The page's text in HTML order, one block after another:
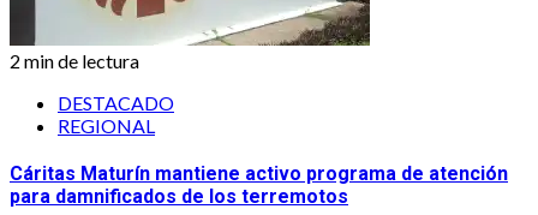
2 min de lectura
DESTACADO
REGIONAL
Cáritas Maturín mantiene activo programa de atención
para damnificados de los terremotos